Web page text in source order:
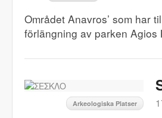
Området Anavros’ som har
förlängning av parken Agios
Arkeologiska Platser